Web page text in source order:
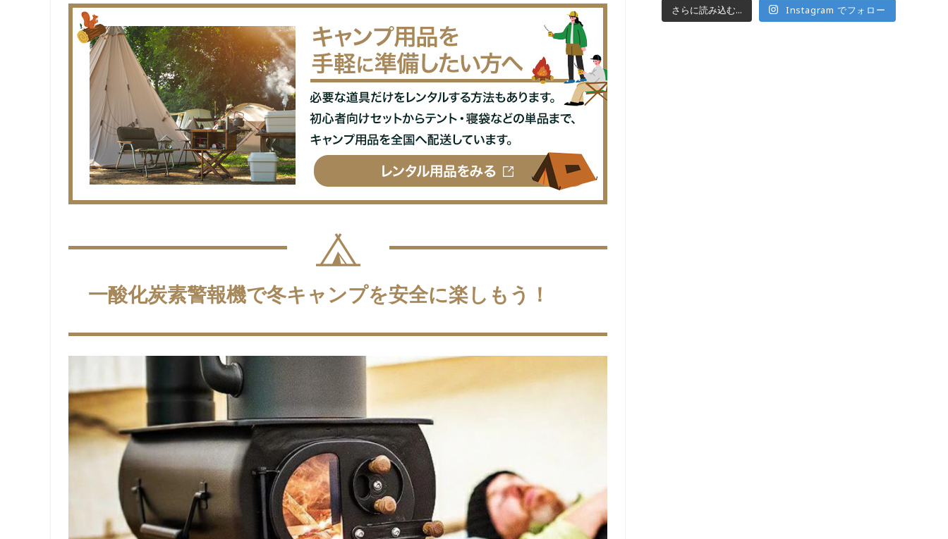
一酸化炭素警報機で冬キャンプを安全に楽しもう！
さらに読み込む... Instagram でフォロー